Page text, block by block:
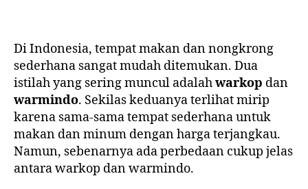
Di Indonesia, tempat makan dan nongkrong
sederhana sangat mudah ditemukan. Dua
istilah yang sering muncul adalahwarkop dan
warmindo. Sekilas keduanya terlihat mirip
karena sama-sama tempat sederhana untuk
makan dan minum dengan harga terjangkau.
Namun, sebenarnya ada perbedaan cukup jelas
antara warkop dan warmindo.